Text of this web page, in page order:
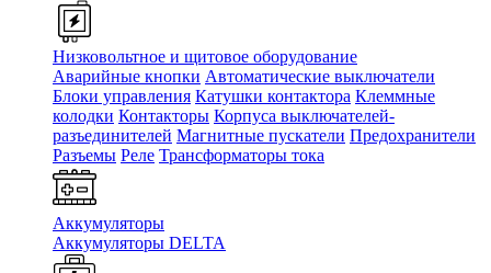
Низковольтное и щитовое оборудование
Аварийные кнопки Автоматические выключатели
Блоки управления Катушки контактора Клеммные
колодки Контакторы Корпуса выключателей-
разъединителей Магнитные пускатели Предохранители
Разъемы Реле Трансформаторы тока
Аккумуляторы
Аккумуляторы DELTA